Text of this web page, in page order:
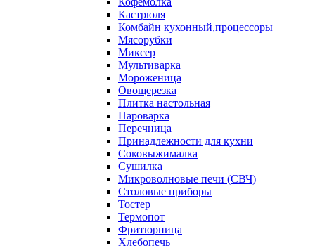
Кастрюля
Комбайн кухонный,процессоры
Мясорубки
Миксер
Мультиварка
Мороженица
Овощерезка
Плитка настольная
Пароварка
Перечница
Принадлежности для кухни
Соковыжималка
Сушилка
Микроволновые печи (СВЧ)
Столовые приборы
Тостер
Термопот
Фритюрница
Хлебопечь